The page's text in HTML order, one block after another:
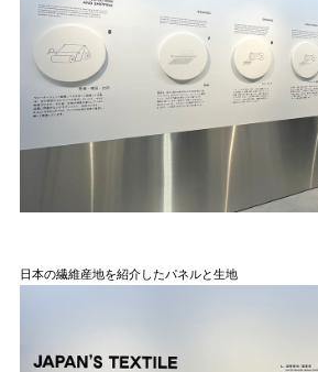
日本の繊維産地を紹介したパネルと生地